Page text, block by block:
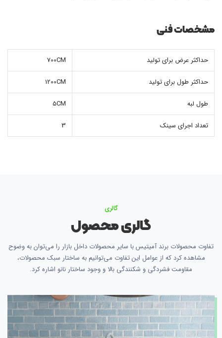
مشخصات فنی
حداکثر عرض برای تولید 700CM
حداکثر طول برای تولید 1200CM
طول لبه 5CM
تعداد اجرای سینک 3
گالری
گالری محصول
تفاوت محصولات برند آمیتیس با سایر محصولات داخل بازار را می‌توان به وضوح
مشاهده کرد که از عوامل این تفاوت می‌توانیم به ساختار سبک محصولات،
مقاومت فشردگی و شکنندگی بالا و وجود ساختار نانو اشاره کرد.